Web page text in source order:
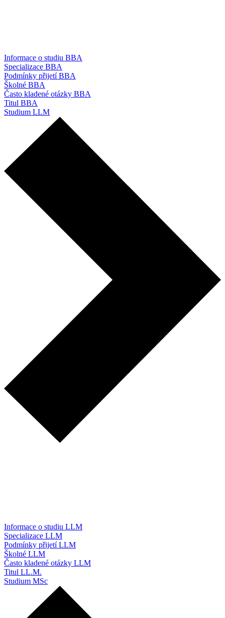
Informace o studiu BBA
Specializace BBA
Podmínky přijetí BBA
Školné BBA
Často kladené otázky BBA
Titul BBA
Studium LLM
Informace o studiu LLM
Specializace LLM
Podmínky přijetí LLM
Školné LLM
Často kladené otázky LLM
Titul LL.M.
Studium MSc